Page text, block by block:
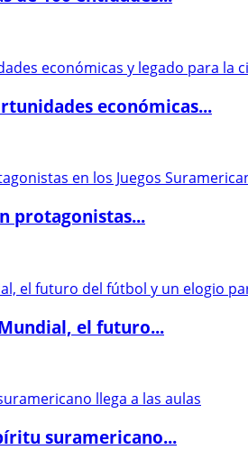
económicas...
protagonistas...
el futuro...
suramericano...